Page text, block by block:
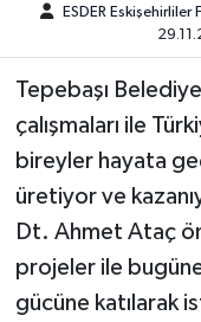
ESDER Eskişehirliler
Tepebaşı
çalışmaları ile
bireyler hayata
üretiyor ve
Dt. Ahmet Ataç
projeler ile
gücüne katılarak